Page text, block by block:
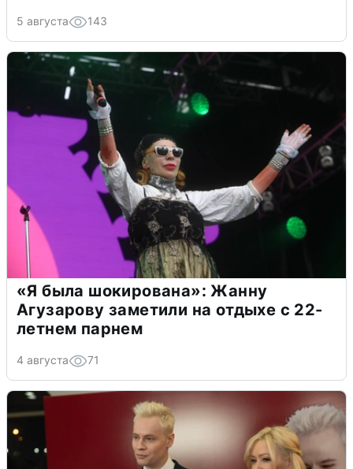
5 августа 143
«Я была шокирована»: Жанну
Агузарову заметили на отдыхе с 22-
летнем парнем
4 августа 71